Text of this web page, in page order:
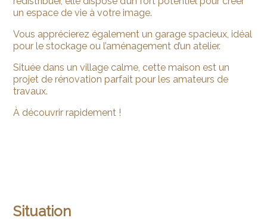
un espace de vie à votre image.
Vous apprécierez également un garage spacieux, idéal
pour le stockage ou l’aménagement d’un atelier.
Située dans un village calme, cette maison est un
projet de rénovation parfait pour les amateurs de
travaux.
À découvrir rapidement !
Situation